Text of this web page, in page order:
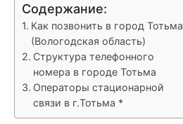
Содержание:
Как позвонить в город Тотьма
(Вологодская область)
Структура телефонного
номера в городе Тотьма
Операторы стационарной
связи в г.Тотьма *